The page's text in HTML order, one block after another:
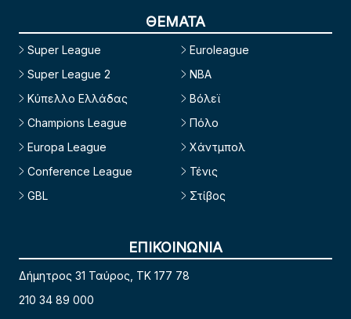
ΘΕΜΑΤΑ
Super League
Super League 2
Κύπελλο Ελλάδας
Champions League
Europa League
Conference League
GBL
Euroleague
NBA
Βόλεϊ
Πόλο
Χάντμπολ
Τένις
Στίβος
ΕΠΙΚΟΙΝΩΝΙΑ
Δήμητρος 31 Ταύρος, TK 177 78
210 34 89 000